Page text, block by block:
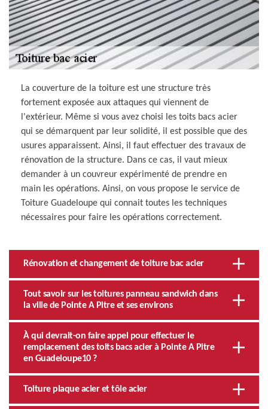
La couverture de la toiture est une structure très
fortement exposée aux attaques qui viennent de
l'extérieur. Même si vous avez choisi les toits bacs acier
qui se démarquent par leur solidité, il est possible que des
usures apparaissent. Ainsi, il faut effectuer des travaux de
rénovation de la structure. Dans ce cas, il vaut mieux
demander à un couvreur expérimenté de prendre en
main les opérations. Ainsi, on vous propose le service de
Toiture Guadeloupe qui connait toutes les techniques
nécessaires pour faire les opérations correctement.
Rénovation et changement de toiture bac acier
Tout savoir sur les toitures panneau sandwich dans
la ville de Pointe A Pitre et ses environs
À qui devrait-on faire appel pour effectuer le
remplacement des toits bacs acier à Pointe A Pitre
en Guadeloupe10 ?
Toiture plaque acier et tôle acier